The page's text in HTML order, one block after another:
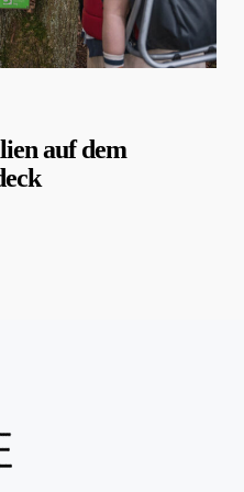
auf dem